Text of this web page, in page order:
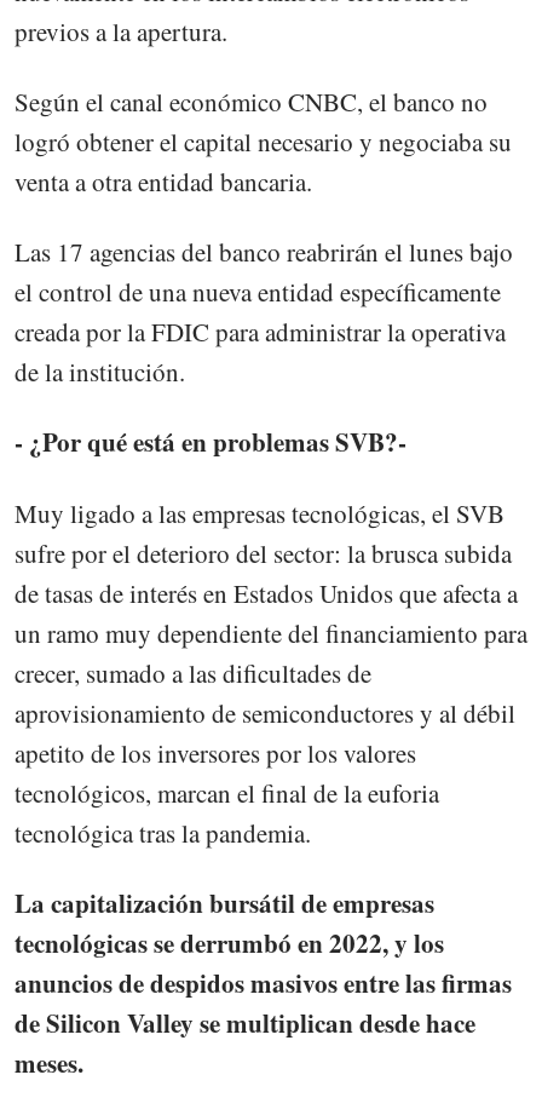
previos a la apertura.
Según el canal económico CNBC, el banco no
logró obtener el capital necesario y negociaba su
venta a otra entidad bancaria.
Las 17 agencias del banco reabrirán el lunes bajo
el control de una nueva entidad específicamente
creada por la FDIC para administrar la operativa
de la institución.
- ¿Por qué está en problemas SVB?-
Muy ligado a las empresas tecnológicas, el SVB
sufre por el deterioro del sector: la brusca subida
de tasas de interés en Estados Unidos que afecta a
un ramo muy dependiente del financiamiento para
crecer, sumado a las dificultades de
aprovisionamiento de semiconductores y al débil
apetito de los inversores por los valores
tecnológicos, marcan el final de la euforia
tecnológica tras la pandemia.
La capitalización bursátil de empresas
tecnológicas se derrumbó en 2022, y los
anuncios de despidos masivos entre las firmas
de Silicon Valley se multiplican desde hace
meses.